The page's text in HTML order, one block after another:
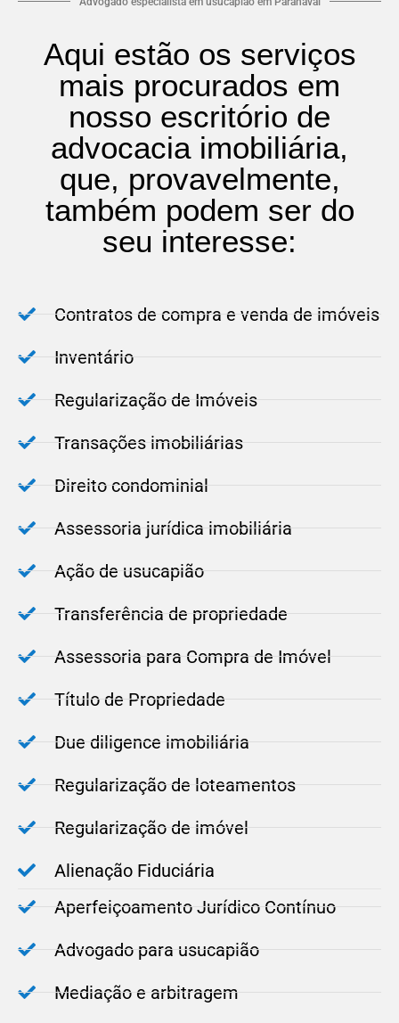
Aqui estão os serviços
mais procurados em
nosso escritório de
advocacia imobiliária,
que, provavelmente,
também podem ser do
seu interesse:
Contratos de compra e venda de imóveis
Inventário
Regularização de Imóveis
Transações imobiliárias
Direito condominial
Assessoria jurídica imobiliária
Ação de usucapião
Transferência de propriedade
Assessoria para Compra de Imóvel
Título de Propriedade
Due diligence imobiliária
Regularização de loteamentos
Regularização de imóvel
Alienação Fiduciária
Aperfeiçoamento Jurídico Contínuo
Advogado para usucapião
Mediação e arbitragem